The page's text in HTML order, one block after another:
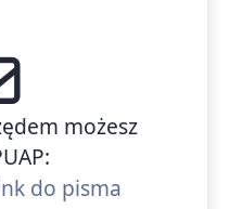
możesz
do pisma